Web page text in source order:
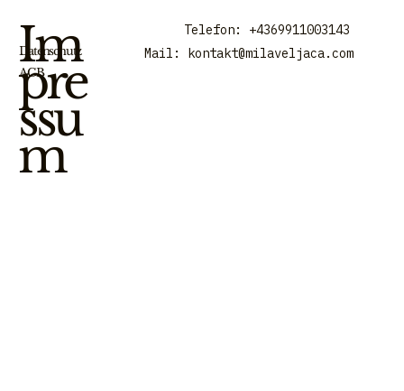
Im
pre
ssu
m
Datenschutz
AGB
Mail: kontakt@milaveljaca.com
Telefon: +4369911003143